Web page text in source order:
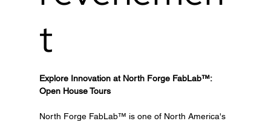
t
Explore Innovation at North Forge FabLab™:
Open House Tours
North Forge FabLab™ is one of North America's